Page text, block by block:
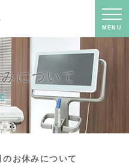
MENU
について
のお休みについて